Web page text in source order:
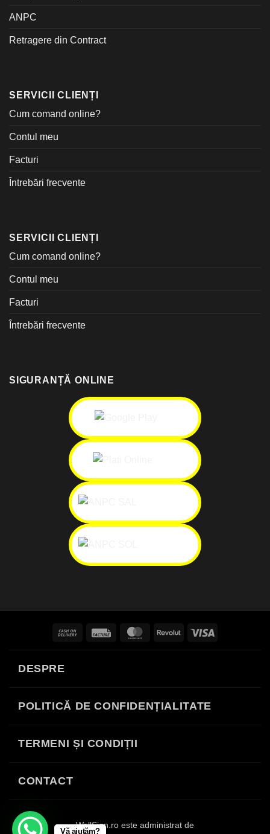
ANPC
Retragere din Contract
SERVICII CLIENȚI
Cum comand online?
Contul meu
Facturi
Întrebări frecvente
SERVICII CLIENȚI
Cum comand online?
Contul meu
Facturi
Întrebări frecvente
SIGURANȚĂ ONLINE
Cash
Facture MasterCardRevolut
DESPRE
POLITICĂ DE CONFIDENȚIALITATE
TERMENI ȘI CONDIȚII
CONTACT
WallSign.ro este administrat de
Vă ajutăm?